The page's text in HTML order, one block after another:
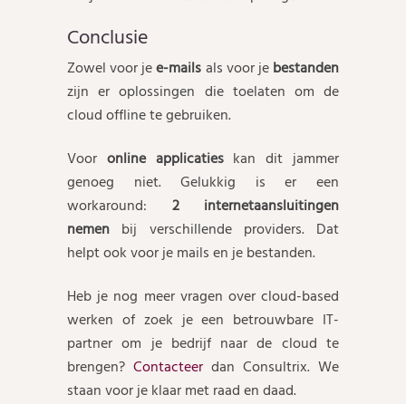
Conclusie
Zowel voor jee-mailsals voor jebestanden
zijn er oplossingen die toelaten om de
cloud offline te gebruiken.
Voor online applicatieskan dit jammer
genoeg niet. Gelukkig is er een
workaround: 2 internetaansluitingen
nemen bij verschillende providers. Dat
helpt ook voor je mails en je bestanden.
Heb je nog meer vragen over cloud-based
werken of zoek je een betrouwbare IT-
partner om je bedrijf naar de cloud te
brengen? Contacteer dan Consultrix. We
staan voor je klaar met raad en daad.